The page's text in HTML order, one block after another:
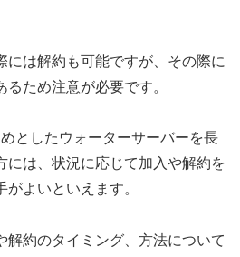
には解約も可能ですが、その際に
ため注意が必要です。
としたウォーターサーバーを長
には、状況に応じて加入や解約を
よいといえます。
解約のタイミング、方法について